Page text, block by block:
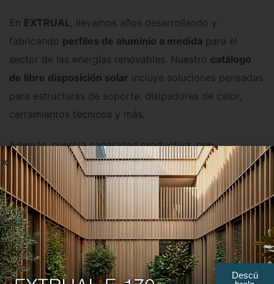
En EXTRUAL, llevamos años desarrollando y
fabricando perfiles de aluminio a medida para el
sector de las energías renovables. Nuestro catálogo
de libre disposición solar incluye soluciones pensadas
para estructuras de soporte, disipadores de calor,
cerramientos técnicos y más.
Además, nuestra capacidad productiva, con
tecnología de extrusión de última generación, nos
permite ofrecer:
Proyectos llave en manocon diseño, cálculo y
fabricación.
Descú